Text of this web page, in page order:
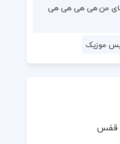
های من هی هی هی هی
موزیک
قفس